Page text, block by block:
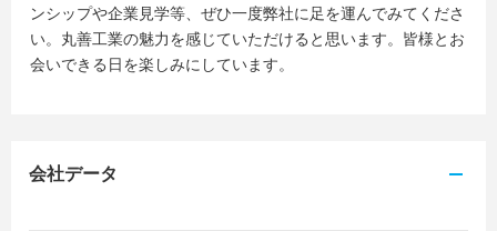
ンシップや企業見学等、ぜひ一度弊社に足を運んでみてくださ
い。丸善工業の魅力を感じていただけると思います。皆様とお
会いできる日を楽しみにしています。
会社データ